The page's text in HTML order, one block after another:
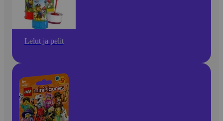
Lelut ja pelit